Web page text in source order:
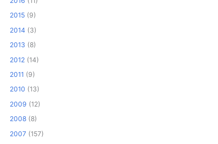
2015 (9)
2014 (3)
2013 (8)
2012 (14)
2011 (9)
2010 (13)
2009 (12)
2008 (8)
2007 (157)